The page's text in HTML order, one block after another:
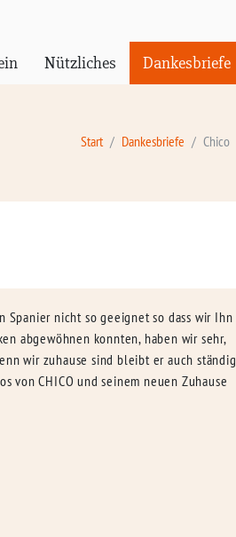
Nützliches Dankesbriefe
Start Dankesbriefe Chico
Spanier nicht so geeignet so dass wir Ihn
abgewöhnen konnten, haben wir sehr,
wir zuhause sind bleibt er auch ständig
CHICO und seinem neuen Zuhause